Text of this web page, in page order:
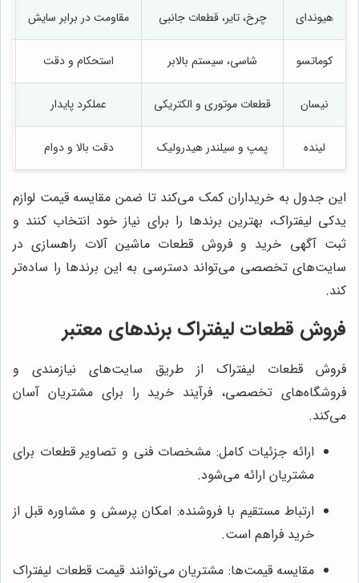
هیوندای چرخ، تایر، قطعات جانبی مقاومت در برابر سایش
کوماتسو شاسی، سیستم بالابر استحکام و دقت
نیسان قطعات موتوری و الکتریکی عملکرد پایدار
لینده پمپ و سیلندر هیدرولیک دقت بالا و دوام
این جدول به خریداران کمک می‌کند تا ضمن مقایسه قیمت لوازم
یدکی لیفتراک، بهترین برندها را برای نیاز خود انتخاب کنند و
ثبت آگهی خرید و فروش قطعات ماشین آلات راهسازی در
سایت‌های تخصصی می‌تواند دسترسی به این برندها را ساده‌تر
کند.
فروش قطعات لیفتراک برندهای معتبر
فروش قطعات لیفتراک از طریق سایت‌های نیازمندی و
فروشگاه‌های تخصصی، فرآیند خرید را برای مشتریان آسان
می‌کند.
ارائه جزئیات کامل: مشخصات فنی و تصاویر قطعات برای
مشتریان ارائه می‌شود.
ارتباط مستقیم با فروشنده: امکان پرسش و مشاوره قبل از
خرید فراهم است.
مقایسه قیمت‌ها: مشتریان می‌توانند قیمت قطعات لیفتراک